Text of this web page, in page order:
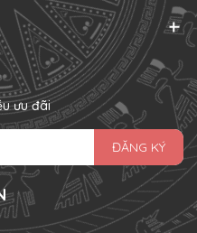
ưu đãi
ĐĂNG KÝ